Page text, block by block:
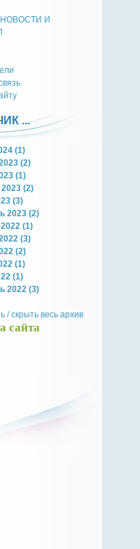
И
...
(1)
(2)
(1)
(2)
(3)
2023 (2)
(1)
(3)
(2)
(1)
(1)
2022 (3)
/ скрыть весь архив
сайта